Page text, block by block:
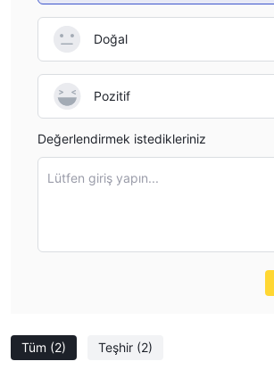
Tüm (2) Teşhir (2)
Doğal
Pozitif
Değerlendirmek istedikleriniz
Lütfen giriş yapın...